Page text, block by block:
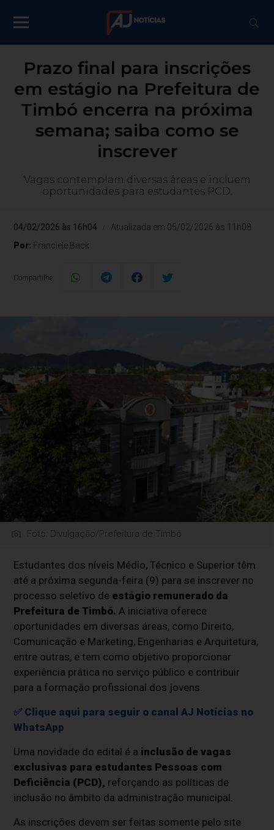
Prazo final para inscrições
em estágio na Prefeitura de
Timbó encerra na próxima
semana; saiba como se
inscrever
Vagas contemplam diversas áreas e incluem
oportunidades para estudantes PCD.
04/02/2026 às 16h04
Atualizada em 05/02/2026 às 11h08
Por: Franciele Back
Compartilhe:
Foto: Divulgação/Prefeitura de Timbó
Estudantes dos níveis Médio, Técnico e Superior têm
até a próxima segunda-feira (9) para se inscrever no
processo seletivo de estágio remunerado da
Prefeitura de Timbó. A iniciativa oferece
oportunidades em diversas áreas, como Direito,
Comunicação e Marketing, Engenharias e Arquitetura,
entre outras, e tem como objetivo proporcionar
experiência prática no serviço público e contribuir
para a formação profissional dos jovens.
✅ Clique aqui para seguir o canal AJ Notícias no
WhatsApp
Uma novidade do edital é a inclusão de vagas
exclusivas para estudantes Pessoas com
Deficiência (PCD), reforçando as políticas de
inclusão no âmbito da administração municipal.
As inscrições devem ser feitas somente pelo site